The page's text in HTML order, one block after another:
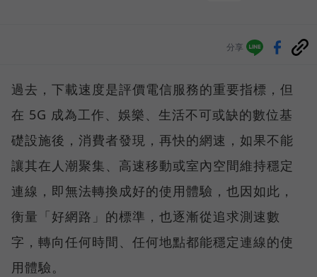
分享
過去，下載速度是評價電信服務的重要指標，但
在 5G 成為工作、娛樂、生活不可或缺的數位基
礎設施後，消費者發現，再快的網速，如果不能
讓其在人潮聚集、高速移動或室內空間維持穩定
連線，即無法轉換成好的使用體驗，也因如此，
衡量「好網路」的標準，也逐漸從追求測速數
字，轉向任何時間、任何地點都能穩定連線的使
用體驗。